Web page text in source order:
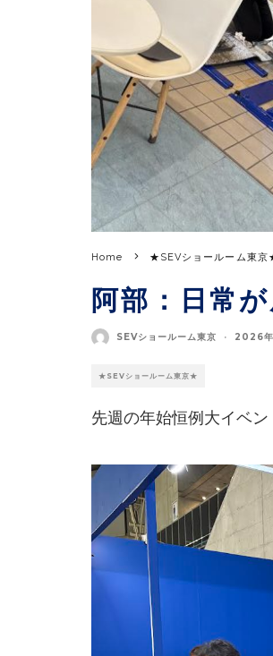
Home ★SEVショールーム東京
阿部：日常
SEVショールーム東京 · 2026年
★SEVショールーム東京★
先週の年始恒例大イベン